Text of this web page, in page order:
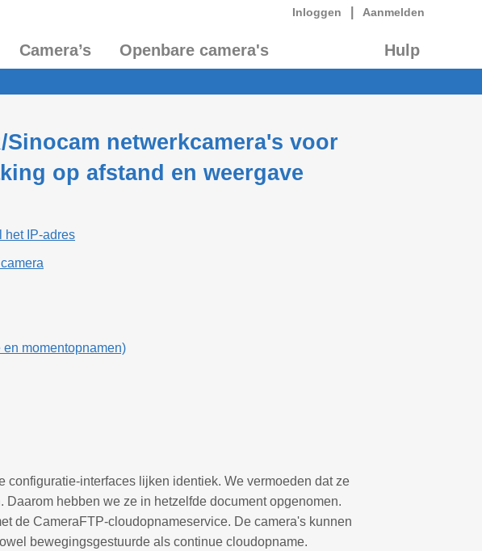
Inloggen Aanmelden
Camera’s Openbare camera's Hulp
Sinocam netwerkcamera's voor
op afstand en weergave
het IP-adres
momentopnamen)
interfaces lijken identiek. We vermoeden dat ze
hebben we ze in hetzelfde document opgenomen.
de CameraFTP-cloudopnameservice. De camera's kunnen
bewegingsgestuurde als continue cloudopname.